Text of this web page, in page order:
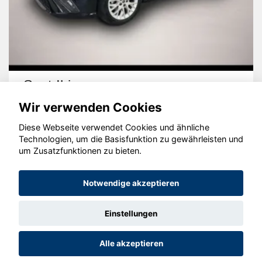
Seat Ibiza
© konjunkturmotor.de GmbH 2020 - 2026
Wir verwenden Cookies
Diese Webseite verwendet Cookies und ähnliche
Technologien, um die Basisfunktion zu gewährleisten und
um Zusatzfunktionen zu bieten.
Notwendige akzeptieren
Einstellungen
Alle akzeptieren